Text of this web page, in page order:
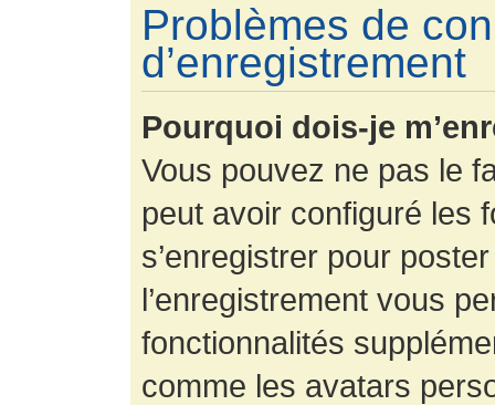
Problèmes de
d’enregistrement
Pourquoi dois-je
Vous pouvez ne pas le
peut avoir configuré les
s’enregistrer pour
l’enregistrement vous
fonctionnalités
comme les avatars